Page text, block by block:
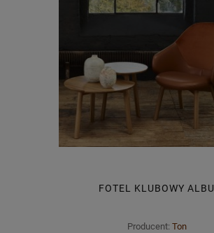
FOTEL KLUBOWY ALBU
Producent: Ton